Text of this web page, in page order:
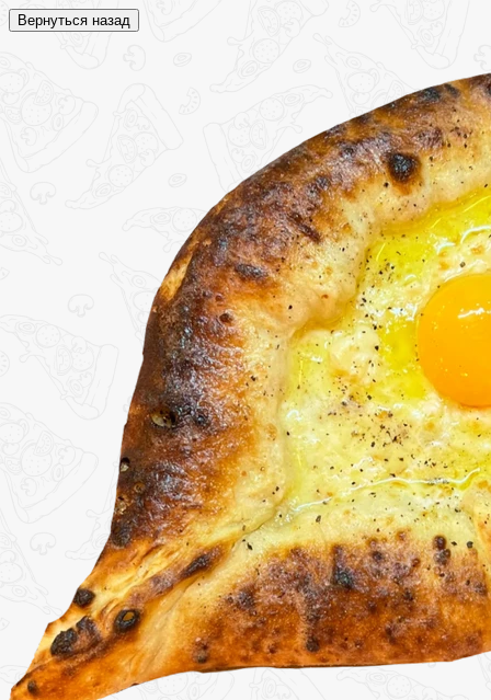
Вернуться назад